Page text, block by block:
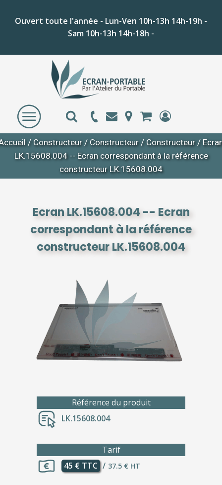
Ouvert toute l'année - Lun-Ven 10h-13h 14h-19h -
Sam 10h-13h 14h-18h -
/ Constructeur / Constructeur / Constructeur /
LK.15608.004 -- Ecran correspondant à la référence
constructeur LK.15608.004
Ecran LK.15608.004 -- Ecran
correspondant à la référence
constructeur LK.15608.004
Référence du produit
LK.15608.004
Tarif
45 € TTC / 37.5 € HT